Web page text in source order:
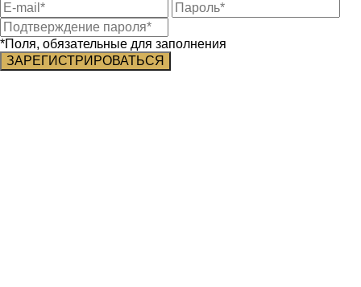
*Поля, обязательные для заполнения